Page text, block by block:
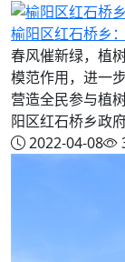
榆阳区红石桥乡
春风催新绿，植
模范作用，进一
营造全民参与植
阳区红石桥乡政
2022-04-08